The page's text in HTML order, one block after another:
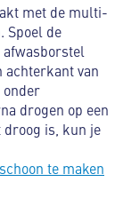
met de multi-
Spoel de
achterkant van
onder
drogen op een
droog is, kun je
te maken